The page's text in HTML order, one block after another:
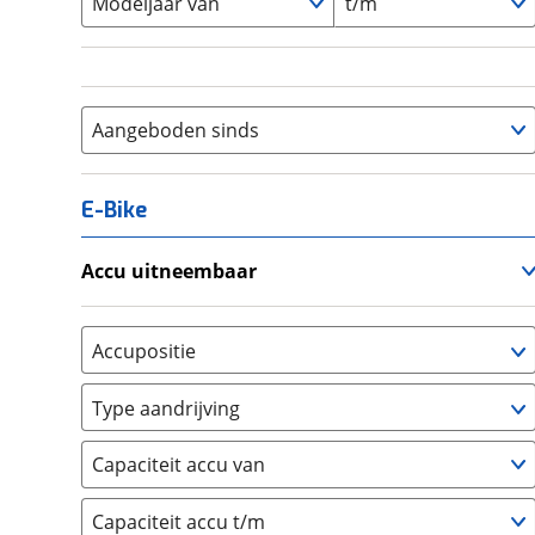
Aangeboden sinds
E-Bike
Accu uitneembaar
Nee, vast (0)
Accupositie
Bagagedrager (0)
Frame (0 )
Vloer (0
Achterbank (0)
Kofferbak (0)
Type aandrijving
Achterwiel (0)
Trapas
Voorwiel
Capaciteit accu van
Capaciteit accu t/m